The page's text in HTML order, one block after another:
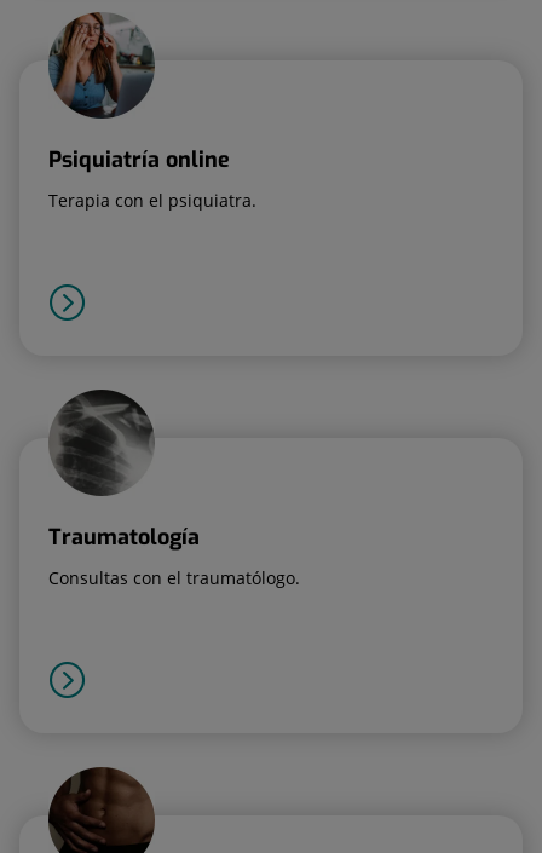
Psiquiatría online
Terapia con el psiquiatra.
Traumatología
Consultas con el traumatólogo.